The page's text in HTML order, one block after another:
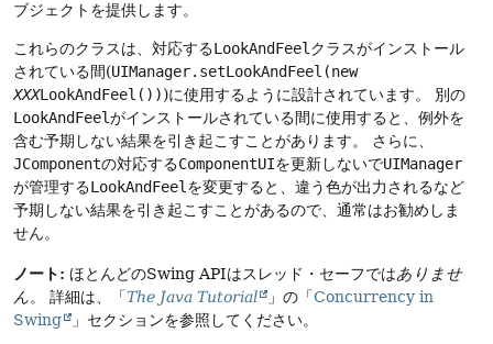
ブジェクトを提供します。
これらのクラスは、対応するLookAndFeelクラスがインストール
されている間(UIManager.setLookAndFeel(new
XXXLookAndFeel()))に使用するように設計されています。
別の
LookAndFeelがインストールされている間に使用すると、例外を
含む予期しない結果を引き起こすことがあります。
さらに、
JComponentの対応するComponentUIを更新しないでUIManager
が管理するLookAndFeelを変更すると、違う色が出力されるなど
予期しない結果を引き起こすことがあるので、通常はお勧めしま
せん。
ノート: ほとんどのSwing APIはスレッド・セーフではありませ
ん。 詳細は、「The Java Tutorial 」の「Concurrency in
Swing
」セクションを参照してください。